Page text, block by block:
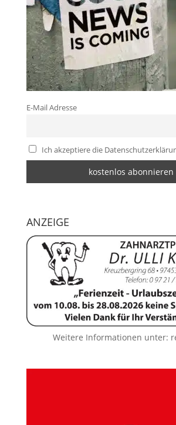
E-Mail Adresse
Ich akzeptiere die
ANZEIGE
Weitere Informationen unter: